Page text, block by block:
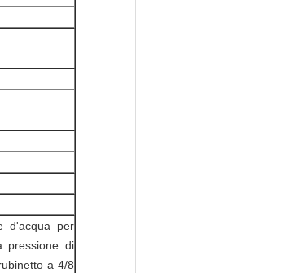
d'acqua per
pressione di
a 4/8